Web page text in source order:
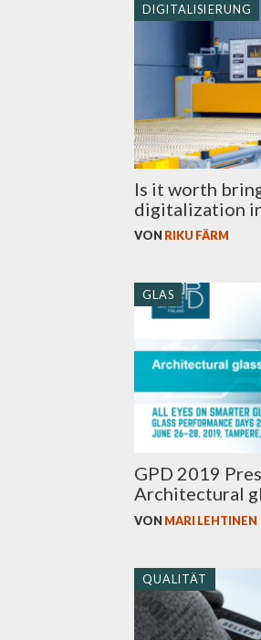
DIGITALISIERUNG
Is it worth
digitalization
VON RIKU FÄRM
GLAS
GPD 2019
Architectural
VON MARI LEHTINEN
QUALITÄT